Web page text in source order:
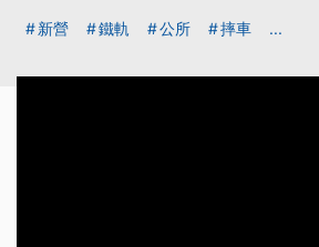
新營 鐵軌 公所 摔車 ...